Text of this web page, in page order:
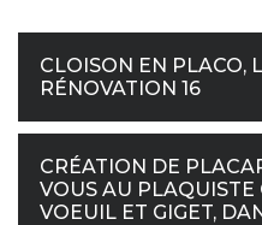
CLOISON EN PLACO,
RÉNOVATION 16
CRÉATION DE
VOUS AU PLAQUISTE
VOEUIL ET GIGET,